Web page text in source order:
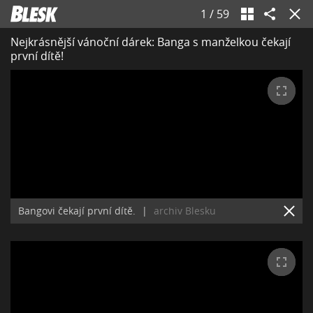
1 / 59
Nejkrásnější vánoční dárek: Banga s manželkou čekají
první dítě!
Bangovi čekají první dítě. | archiv Blesku